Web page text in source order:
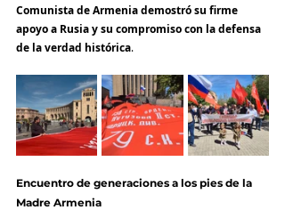
Comunista de Armenia demostró su firme
apoyo a Rusia y su compromiso con la defensa
de la verdad histórica.
Encuentro de generaciones a los pies de la
Madre Armenia